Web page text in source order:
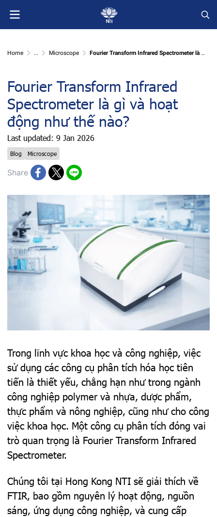
Home ... Microscope Fourier Transform Infrared Spectrometer là gì và hoạt động như thế nào?
Fourier Transform Infrared
Spectrometer là gì và hoạt
động như thế nào?
Last updated: 9 Jan 2026
Blog Microscope
Share
Trong lĩnh vực khoa học và công nghiệp, việc
sử dụng các công cụ phân tích hóa học tiên
tiến là thiết yếu, chẳng hạn như trong ngành
công nghiệp polymer và nhựa, dược phẩm,
thực phẩm và nông nghiệp, cũng như cho công
việc khoa học. Một công cụ phân tích đóng vai
trò quan trọng là Fourier Transform Infrared
Spectrometer.
Chúng tôi tại Hong Kong NTI sẽ giải thích về
FTIR, bao gồm nguyên lý hoạt động, nguồn
sáng, ứng dụng công nghiệp, và cung cấp